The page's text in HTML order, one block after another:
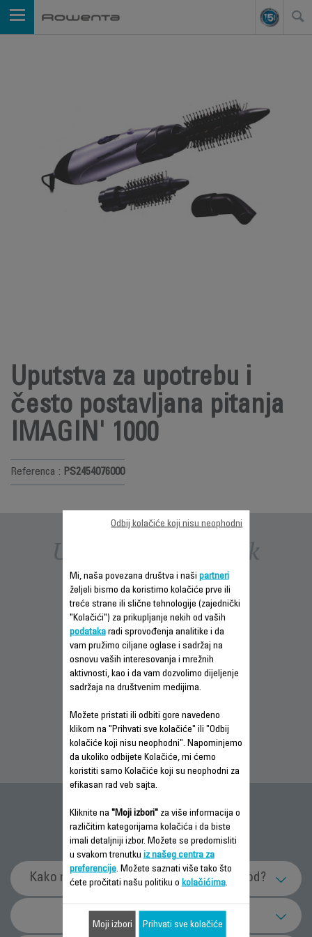
Uputstva za upotrebu i
često postavljana pitanja
IMAGIN' 1000
Referenca : PS2454076000
Uputstva i priručnik
INFORMACIJE O
INFORMACIJE O
GARANCIJI
INFORMACIJE O
Česta pitanja
Kako mogu efikasnije da koristim proizvod?
Koja je svrha funkcije jonizatora (u zavisnosti
Tehnička podrška
Mi, naša povezana društva i naši partneri
željeli bismo da koristimo kolačiće prve ili
treće strane ili slične tehnologije (zajednički
"Kolačići") za prikupljanje nekih od vaših
podatakaradi sprovođenja analitike i da
vam pružimo ciljane oglase i sadržaj na
osnovu vaših interesovanja i mrežnih
aktivnosti, kao i da vam dozvolimo dijeljenje
sadržaja na društvenim medijima.
Možete pristati ili odbiti gore navedeno
klikom na "Prihvati sve kolačiće" ili "Odbij
kolačiće koji nisu neophodni". Napominjemo
da ukoliko odbijete Kolačiće, mi ćemo
koristiti samo Kolačiće koji su neophodni za
efikasan rad veb sajta.
Kliknite na "Moji izbori"za više informacija o
različitim kategorijama kolačića i da biste
imali detaljniji izbor. Možete se predomisliti
u svakom trenutku iz našeg centra za
preferencije. Možete saznati više tako što
ćete pročitati našu politiku o kolačićima.
Odbij kolačiće koji nisu neophodni
Moji izbori Prihvati sve kolačiće